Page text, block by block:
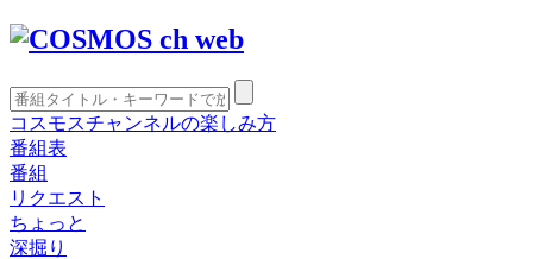
コスモスチャンネルの楽しみ方
番組表
番組
リクエスト
ちょっと
深掘り